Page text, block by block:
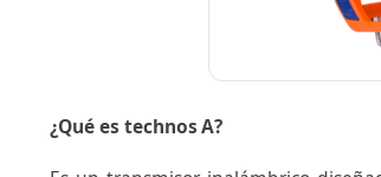
¿Qué es technos A?